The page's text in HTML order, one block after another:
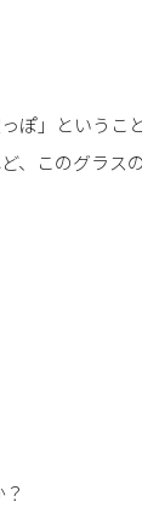
」というこ
、このグラス